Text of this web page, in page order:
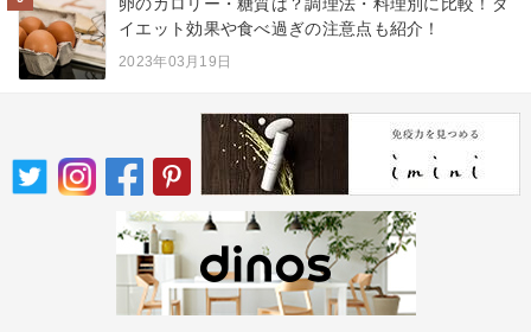
イエット効果や食べ過ぎの注意点も紹介！
2023年03月19日